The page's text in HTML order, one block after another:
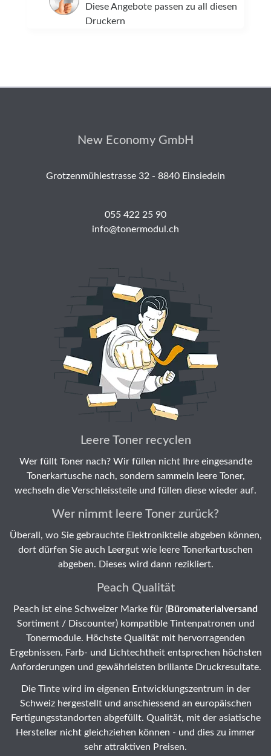
Diese Angebote passen zu all diesen
Druckern
New Economy GmbH
Grotzenmühlestrasse 32 - 8840 Einsiedeln
055 422 25 90
info@tonermodul.ch
Leere Toner recyclen
Wer füllt Toner nach? Wir füllen nicht Ihre eingesandte
Tonerkartusche nach, sondern sammeln leere Toner,
wechseln die Verschleissteile und füllen diese wieder auf.
Wer nimmt leere Toner zurück?
Überall, wo Sie gebrauchte Elektronikteile abgeben können,
dort dürfen Sie auch Leergut wie leere Tonerkartuschen
abgeben. Dieses wird dann rezikliert.
Peach Qualität
Peach ist eine Schweizer Marke für (Büromaterialversand
Sortiment / Discounter) kompatible Tintenpatronen und
Tonermodule. Höchste Qualität mit hervorragenden
Ergebnissen. Farb- und Lichtechtheit entsprechen höchsten
Anforderungen und gewährleisten brillante Druckresultate.
Die Tinte wird im eigenen Entwicklungszentrum in der
Schweiz hergestellt und anschiessend an europäischen
Fertigungsstandorten abgefüllt. Qualität, mit der asiatische
Hersteller nicht gleichziehen können - und dies zu immer
sehr attraktiven Preisen.